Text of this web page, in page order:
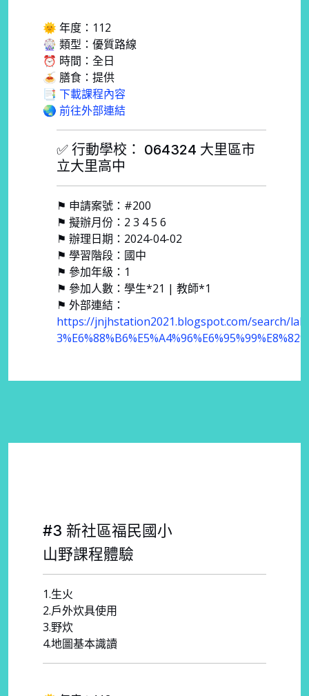
🌞 年度：112
🎡 類型：優質路線
⏰ 時間：全日
🍝 膳食：提供
📑 下載課程內容
🌏 前往外部連結
✅ 行動學校： 064324 大里區市
立大里高中
⚑ 申請案號：#200
⚑ 擬辦月份：2 3 4 5 6
⚑ 辦理日期：2024-04-02
⚑ 學習階段：國中
⚑ 參加年級：1
⚑ 參加人數：學生*21 | 教師*1
⚑ 外部連結：
https://jnjhstation2021.blogspot.com/search/
#3 新社區福民國小
山野課程體驗
1.生火
2.戶外炊具使用
3.野炊
4.地圖基本識讀